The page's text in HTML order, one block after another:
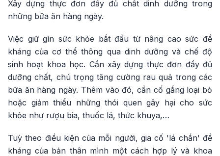
Xây dựng thực đơn đầy đủ chất dinh dưỡng trong
những bữa ăn hàng ngày.
Việc giữ gìn sức khỏe bắt đầu từ nâng cao sức đề
kháng của cơ thể thông qua dinh dưỡng và chế độ
sinh hoạt khoa học. Cần xây dựng thực đơn đầy đủ
dưỡng chất, chú trọng tăng cường rau quả trong các
bữa ăn hàng ngày. Thêm vào đó, cần cố gắng loại bỏ
hoặc giảm thiểu những thói quen gây hại cho sức
khỏe như rượu bia, thuốc lá, thức khuya,…
Tuỳ theo điều kiện của mỗi người, gia cố 'lá chắn' đề
kháng của bản thân mình một cách hợp lý và khoa